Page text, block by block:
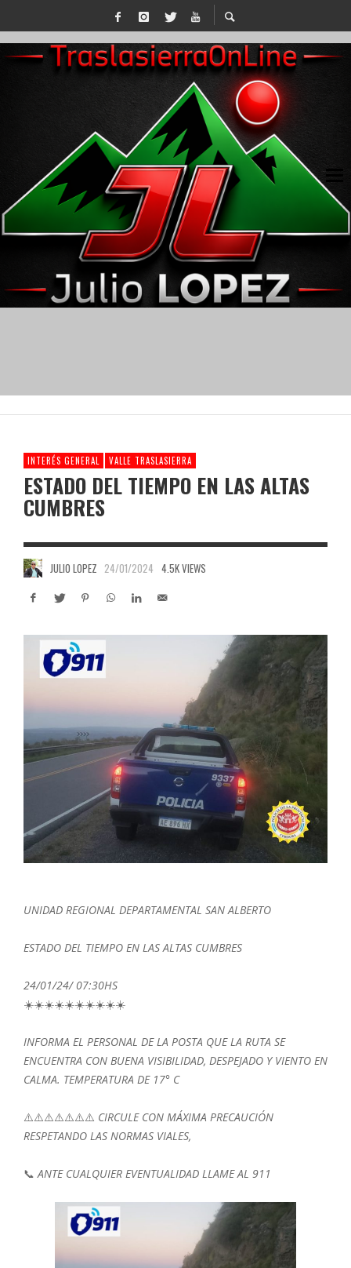
INTERÉS GENERAL VALLE TRASLASIERRA
ESTADO DEL TIEMPO EN LAS ALTAS
CUMBRES
JULIO LOPEZ 24/01/2024 4.5K VIEWS
UNIDAD REGIONAL DEPARTAMENTAL SAN ALBERTO
ESTADO DEL TIEMPO EN LAS ALTAS CUMBRES
24/01/24/ 07:30HS
☀️☀️☀️☀️☀️☀️☀️☀️☀️☀️
INFORMA EL PERSONAL DE LA POSTA QUE LA RUTA SE
ENCUENTRA CON BUENA VISIBILIDAD, DESPEJADO Y VIENTO EN
CALMA. TEMPERATURA DE 17° C
⚠️⚠️⚠️⚠️⚠️⚠️⚠️ CIRCULE CON MÁXIMA PRECAUCIÓN
RESPETANDO LAS NORMAS VIALES,
📞 ANTE CUALQUIER EVENTUALIDAD LLAME AL 911